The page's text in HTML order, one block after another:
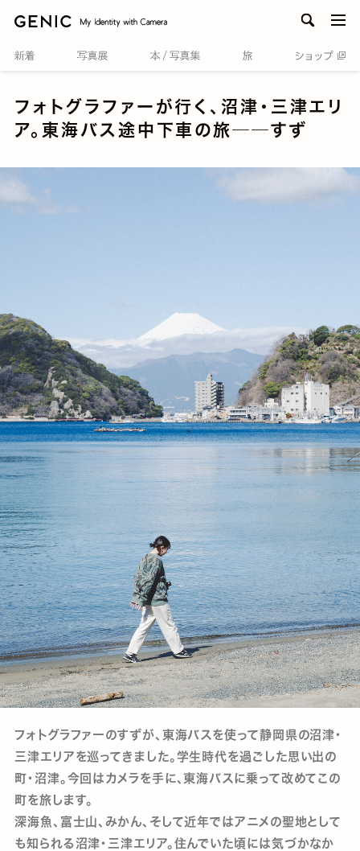
フォトグラファーが行く、沼津・三津エリ
ア。東海バス途中下車の旅──すず
フォトグラファーのすずが、東海バスを使って静岡県の沼津・
三津エリアを巡ってきました。学生時代を過ごした思い出の
町・沼津。今回はカメラを手に、東海バスに乗って改めてこの
町を旅します。
深海魚、富士山、みかん、そして近年ではアニメの聖地として
も知られる沼津・三津エリア。住んでいた頃には気づかなか